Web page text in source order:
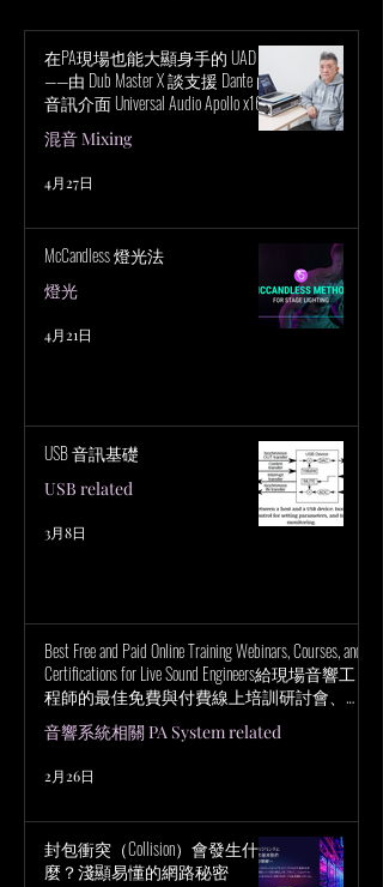
第68屆NHK紅白歌合戰幕
後，一塊巨大LED螢幕打造
出豐富多彩的場景
在PA現場也能大顯身手的 UAD！
——由 Dub Master X 談支援 Dante 的
音訊介面 Universal Audio Apollo x16D
的魅力
混音 Mixing
4月27日
McCandless 燈光法
燈光
4月21日
USB 音訊基礎
USB related
3月8日
Best Free and Paid Online Training Webinars, Courses, and
Certifications for Live Sound Engineers給現場音響工
程師的最佳免費與付費線上培訓研討會、課
程與認證
音響系統相關 PA System related
2月26日
封包衝突（Collision）會發生什
麼？淺顯易懂的網路秘密